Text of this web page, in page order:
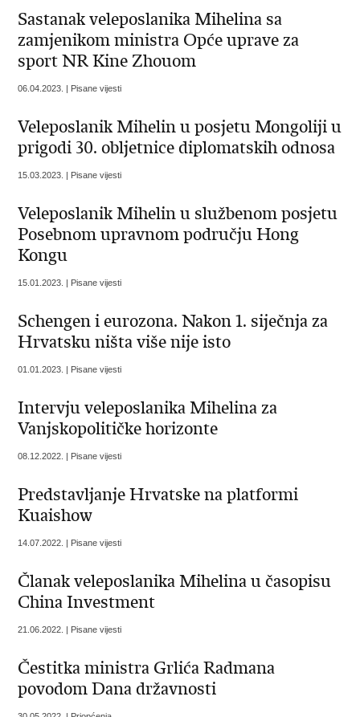
Sastanak veleposlanika Mihelina sa
zamjenikom ministra Opće uprave za
sport NR Kine Zhouom
06.04.2023. | Pisane vijesti
Veleposlanik Mihelin u posjetu Mongoliji u
prigodi 30. obljetnice diplomatskih odnosa
15.03.2023. | Pisane vijesti
Veleposlanik Mihelin u službenom posjetu
Posebnom upravnom području Hong
Kongu
15.01.2023. | Pisane vijesti
Schengen i eurozona. Nakon 1. siječnja za
Hrvatsku ništa više nije isto
01.01.2023. | Pisane vijesti
Intervju veleposlanika Mihelina za
Vanjskopolitičke horizonte
08.12.2022. | Pisane vijesti
Predstavljanje Hrvatske na platformi
Kuaishow
14.07.2022. | Pisane vijesti
Članak veleposlanika Mihelina u časopisu
China Investment
21.06.2022. | Pisane vijesti
Čestitka ministra Grlića Radmana
povodom Dana državnosti